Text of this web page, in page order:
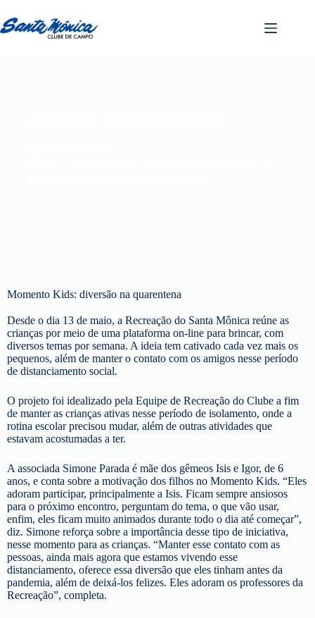
Momento Kids: diversão na quarentena
Desde o dia 13 de maio, a Recreação do Santa Mônica reúne as
crianças por meio de uma plataforma on-line para brincar, com
diversos temas por semana. A ideia tem cativado cada vez mais os
pequenos, além de manter o contato com os amigos nesse período
de distanciamento social.
O projeto foi idealizado pela Equipe de Recreação do Clube a fim
de manter as crianças ativas nesse período de isolamento, onde a
rotina escolar precisou mudar, além de outras atividades que
estavam acostumadas a ter.
A associada Simone Parada é mãe dos gêmeos Isis e Igor, de 6
anos, e conta sobre a motivação dos filhos no Momento Kids. “Eles
adoram participar, principalmente a Isis. Ficam sempre ansiosos
para o próximo encontro, perguntam do tema, o que vão usar,
enfim, eles ficam muito animados durante todo o dia até começar”,
diz. Simone reforça sobre a importância desse tipo de iniciativa,
nesse momento para as crianças. “Manter esse contato com as
pessoas, ainda mais agora que estamos vivendo esse
distanciamento, oferece essa diversão que eles tinham antes da
pandemia, além de deixá-los felizes. Eles adoram os professores da
Recreação”, completa.